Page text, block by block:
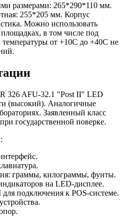
размерами: 265*290*110 мм.
255*205 мм. Корпус
Можно использовать
в том числе под
от +10С до +40С не
326 AFU-32.1 "Post II" LED
(высокий). Аналогичные
Заявленный класс
государственной поверке.
граммы, килограммы, фунты.
на LED-дисплее.
подключения к POS-системе.